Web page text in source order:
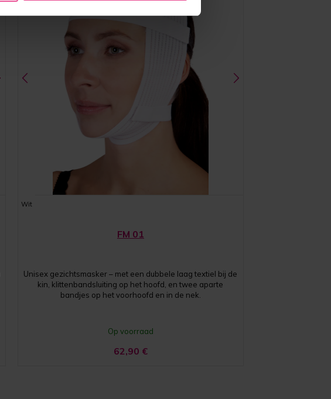
Wit
FM 01
Unisex gezichtsmasker – met een dubbele laag textiel bij de
kin, klittenbandsluiting op het hoofd, en twee aparte
bandjes op het voorhoofd en in de nek.
Op voorraad
62,90 €